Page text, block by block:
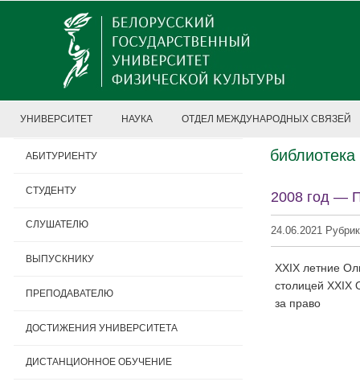
УНИВЕРСИТЕТ НАУКА ОТДЕЛ МЕЖДУНАРОДНЫХ СВЯЗЕЙ
библиотека
2008 год —
24.06.2021
XXIX летние
столицей XXIX
за право
АБИТУРИЕНТУ
СТУДЕНТУ
СЛУШАТЕЛЮ
ВЫПУСКНИКУ
ПРЕПОДАВАТЕЛЮ
ДОСТИЖЕНИЯ УНИВЕРСИТЕТА
ДИСТАНЦИОННОЕ ОБУЧЕНИЕ